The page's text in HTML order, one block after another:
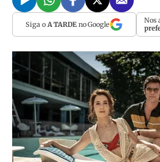
Siga o A TARDEno Google Nos